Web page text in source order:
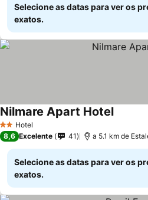
Selecione as datas para ver os
exatos.
2 Estrelas
Hotel
Nilmare Apart Hotel
8,6 Excelente 41 a 5.1 km de
Selecione as datas para ver os
exatos.